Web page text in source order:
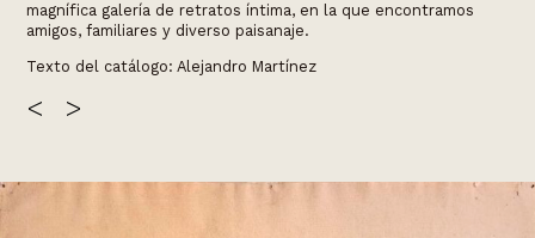
magnífica galería de retratos íntima, en la que encontramos
amigos, familiares y diverso paisanaje.
Texto del catálogo: Alejandro Martínez
< >